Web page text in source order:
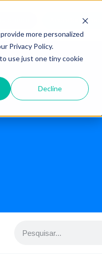
more personalized
Privacy Policy.
use just one tiny cookie
Decline
Agendar